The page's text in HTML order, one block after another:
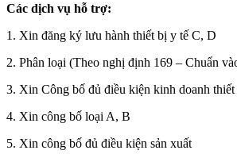
Các dịch vụ hỗ trợ:
1. Xin đăng ký lưu hành thiết bị y tế C, D
2. Phân loại (Theo nghị định 169 – Chuẩn
3. Xin Công bố đủ điều kiện kinh doanh
4. Xin công bố loại A, B
5. Xin công bố đủ điều kiện sản xuất